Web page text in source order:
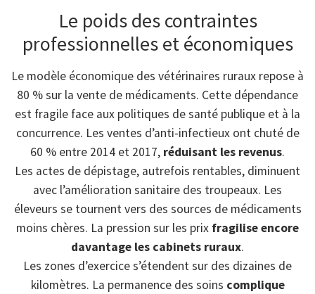
Le poids des contraintes
professionnelles et économiques
Le modèle économique des vétérinaires ruraux repose à
80 % sur la vente de médicaments. Cette dépendance
est fragile face aux politiques de santé publique et à la
concurrence. Les ventes d’anti-infectieux ont chuté de
60 % entre 2014 et 2017, réduisant les revenus.
Les actes de dépistage, autrefois rentables, diminuent
avec l’amélioration sanitaire des troupeaux. Les
éleveurs se tournent vers des sources de médicaments
moins chères. La pression sur les prix fragilise encore
davantage les cabinets ruraux.
Les zones d’exercice s’étendent sur des dizaines de
kilomètres. La permanence des soins complique